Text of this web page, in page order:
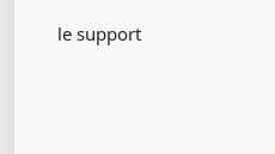
le support